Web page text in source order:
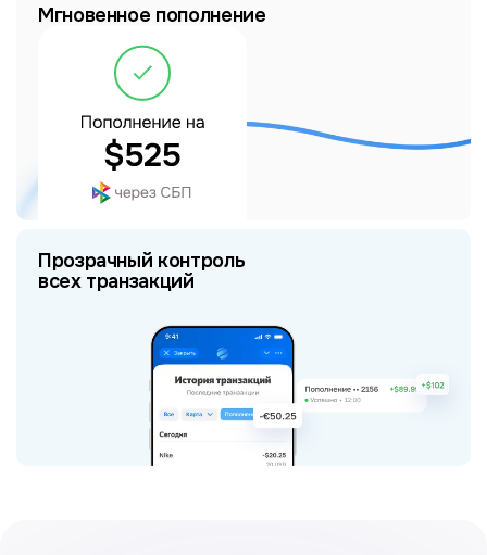
Мгновенное пополнение
Прозрачный контроль
всех транзакций